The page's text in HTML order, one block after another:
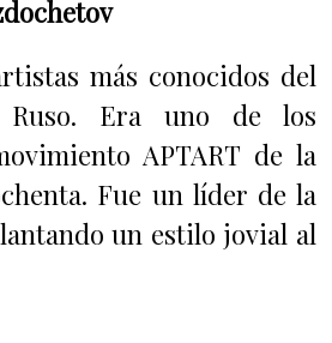
más conocidos del
Ruso. Era uno de los
APTART de la
Fue un líder de la
un estilo jovial al